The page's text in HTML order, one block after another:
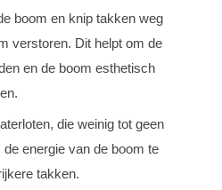
boom en knip takken weg
verstoren. Dit helpt om de
en de boom esthetisch
die weinig tot geen
energie van de boom te
takken.